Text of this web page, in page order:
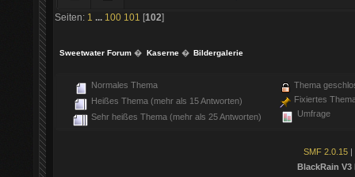
Seiten: 1 100 101 [102]
Sweetwater Forum � Kaserne� Bildergalerie
Normales Thema
Heißes Thema (mehr als 15 Antworten)
Sehr heißes Thema (mehr als 25 Antworten)
Thema
Fixiertes
Umfrage
SMF 2.0.15 |
BlackRain V3